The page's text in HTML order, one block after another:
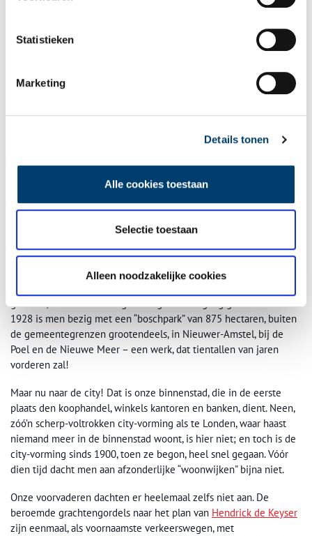
Statistieken
Marketing
Details tonen
Alle cookies toestaan
Selectie toestaan
Alleen noodzakelijke cookies
niet zonder reden beroemd. Wie dit gezien heeft, heeft iets
jullie naar de Amsterdamschecityterug. Onzen weg nemen wij
door het Vondelpark: nog altijd, met zijn vijftig hectaren, het
gesticht; toen is het een geweldige vooruitgang geweest. Sinds
1928 is men bezig met een “boschpark” van 875 hectaren, buiten
de gemeentegrenzen grootendeels, in Nieuwer-Amstel, bij de
Poel en de Nieuwe Meer – een werk, dat tientallen van jaren
vorderen zal!
Maar nu naar de city! Dat is onze binnenstad, die in de eerste
plaats den koophandel, winkels kantoren en banken, dient. Neen,
zóó’n scherp-voltrokken city-vorming als te Londen, waar haast
niemand meer in de binnenstad woont, is hier niet; en toch is de
city-vorming sinds 1900, toen ze begon, heel snel gegaan. Vóór
dien tijd dacht men aan afzonderlijke “woonwijken” bijna niet.
Onze voorvaderen dachten er heelemaal zelfs niet aan. De
beroemde grachtengordels naar het plan van Hendrick de Keyser
zijn eenmaal, als voornaamste verkeerswegen, met